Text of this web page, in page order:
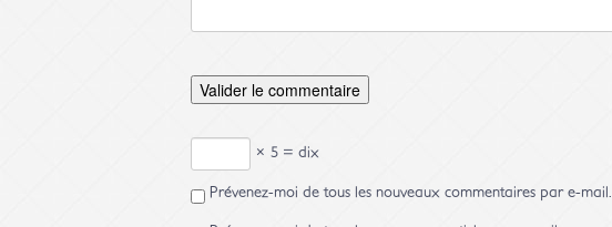
× 5 = dix
Prévenez-moi de tous les nouveaux commentaires par e-mail.